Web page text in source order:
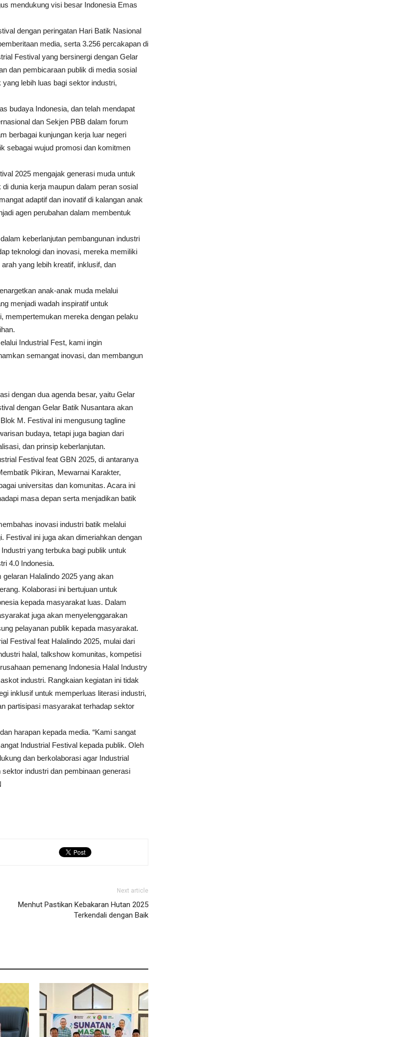
mendukung visi besar Indonesia Emas
dengan peringatan Hari Batik Nasional
media, serta 3.256 percakapan di
Festival yang bersinergi dengan Gelar
dan pembicaraan publik di media sosial
lebih luas bagi sektor industri,
budaya Indonesia, dan telah mendapat
dan Sekjen PBB dalam forum
berbagai kunjungan kerja luar negeri
sebagai wujud promosi dan komitmen
2025 mengajak generasi muda untuk
dunia kerja maupun dalam peran sosial
adaptif dan inovatif di kalangan anak
agen perubahan dalam membentuk
keberlanjutan pembangunan industri
teknologi dan inovasi, mereka memiliki
yang lebih kreatif, inklusif, dan
anak-anak muda melalui
menjadi wadah inspiratif untuk
mempertemukan mereka dengan pelaku
Industrial Fest, kami ingin
semangat inovasi, dan membangun
dengan dua agenda besar, yaitu Gelar
dengan Gelar Batik Nusantara akan
M. Festival ini mengusung tagline
budaya, tetapi juga bagian dari
dan prinsip keberlanjutan.
Festival feat GBN 2025, di antaranya
Pikiran, Mewarnai Karakter,
universitas dan komunitas. Acara ini
masa depan serta menjadikan batik
inovasi industri batik melalui
Festival ini juga akan dimeriahkan dengan
yang terbuka bagi publik untuk
4.0 Indonesia.
Halalindo 2025 yang akan
Kolaborasi ini bertujuan untuk
kepada masyarakat luas. Dalam
juga akan menyelenggarakan
pelayanan publik kepada masyarakat.
Festival feat Halalindo 2025, mulai dari
halal, talkshow komunitas, kompetisi
pemenang Indonesia Halal Industry
industri. Rangkaian kegiatan ini tidak
inklusif untuk memperluas literasi industri,
partisipasi masyarakat terhadap sektor
harapan kepada media. “Kami sangat
Industrial Festival kepada publik. Oleh
dan berkolaborasi agar Industrial
industri dan pembinaan generasi
Next article
Menhut Pastikan Kebakaran Hutan 2025
Terkendali dengan Baik